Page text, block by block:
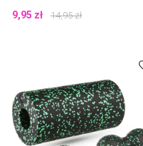
9,95 zł 14,95zł